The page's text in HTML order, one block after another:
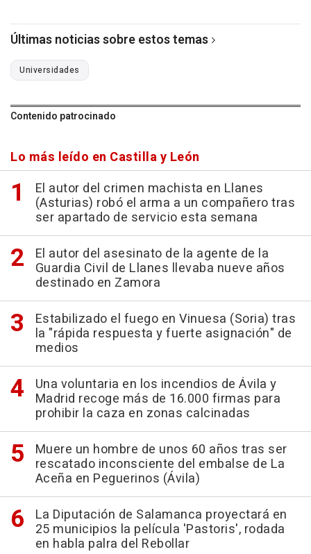
Últimas noticias sobre estos temas
Universidades
Contenido patrocinado
Lo más leído en Castilla y León
El autor del crimen machista en Llanes
(Asturias) robó el arma a un compañero tras
ser apartado de servicio esta semana
El autor del asesinato de la agente de la
Guardia Civil de Llanes llevaba nueve años
destinado en Zamora
Estabilizado el fuego en Vinuesa (Soria) tras
la "rápida respuesta y fuerte asignación" de
medios
Una voluntaria en los incendios de Ávila y
Madrid recoge más de 16.000 firmas para
prohibir la caza en zonas calcinadas
Muere un hombre de unos 60 años tras ser
rescatado inconsciente del embalse de La
Aceña en Peguerinos (Ávila)
La Diputación de Salamanca proyectará en
25 municipios la película 'Pastoris', rodada
en habla palra del Rebollar